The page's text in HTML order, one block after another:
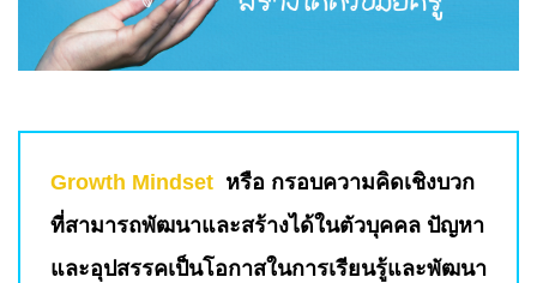
Growth Mindset หรือ กรอบความคิดเชิงบวก
ที่สามารถพัฒนาและสร้างได้ในตัวบุคคล ปัญหา
และอุปสรรคเป็นโอกาสในการเรียนรู้และพัฒนา